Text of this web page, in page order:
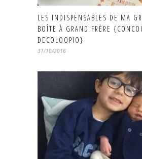
LES INDISPENSABLES DE MA
BOÎTE À GRAND FRÈRE
DECOLOOPIO}
31/10/2016